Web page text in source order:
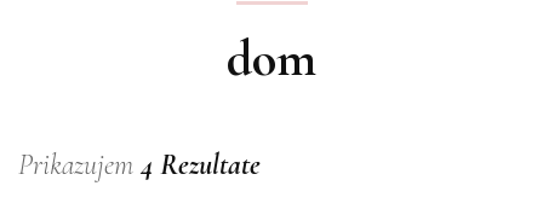
dom
Prikazujem 4 Rezultate